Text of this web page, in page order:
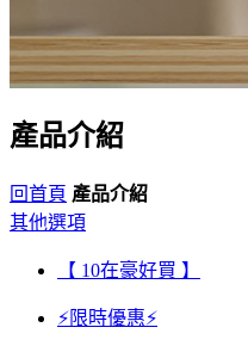
產品介紹
回首頁 產品介紹
其他選項
【 10在豪好買 】
⚡限時優惠⚡